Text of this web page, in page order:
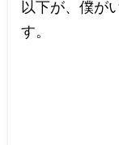
以下が、僕が
す。